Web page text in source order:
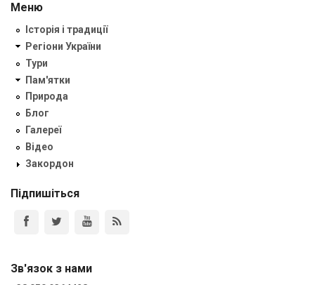
Меню
Історія і традиції
Регіони України
Тури
Пам'ятки
Природа
Блог
Галереї
Відео
Закордон
Підпишіться
Зв'язок з нами